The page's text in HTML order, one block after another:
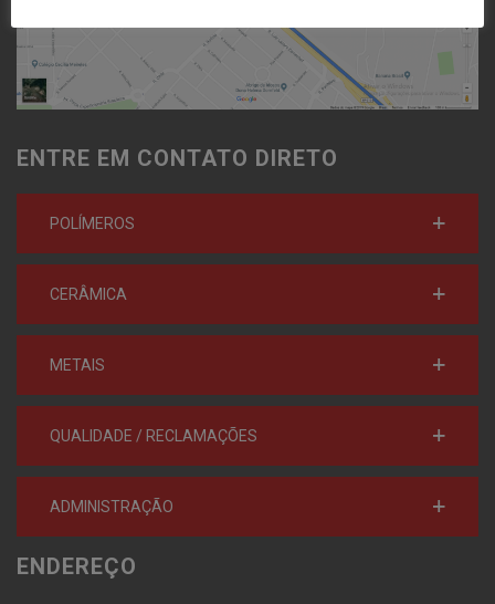
ENTRE EM CONTATO DIRETO
POLÍMEROS
CERÂMICA
METAIS
QUALIDADE / RECLAMAÇÕES
ADMINISTRAÇÃO
ENDEREÇO